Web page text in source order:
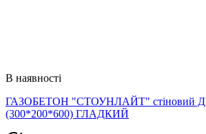
В наявності
ГАЗОБЕТОН "СТОУНЛАЙТ" стіновий
(300*200*600) ГЛАДКИЙ